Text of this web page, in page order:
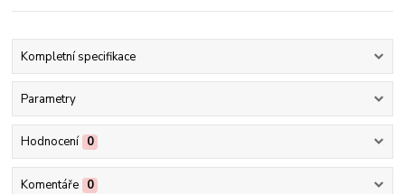
Kompletní specifikace
Parametry
Hodnocení 0
Komentáře 0